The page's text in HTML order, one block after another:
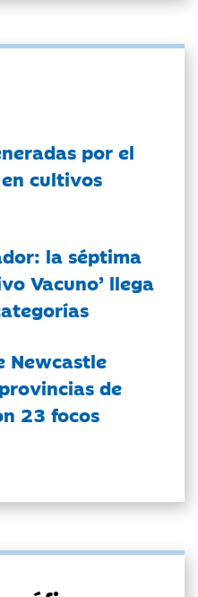
por el
cultivos
la séptima
Vacuno’ llega
Newcastle
de
23 focos